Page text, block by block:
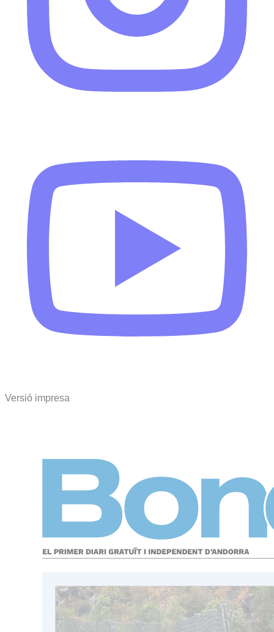
Versió impresa